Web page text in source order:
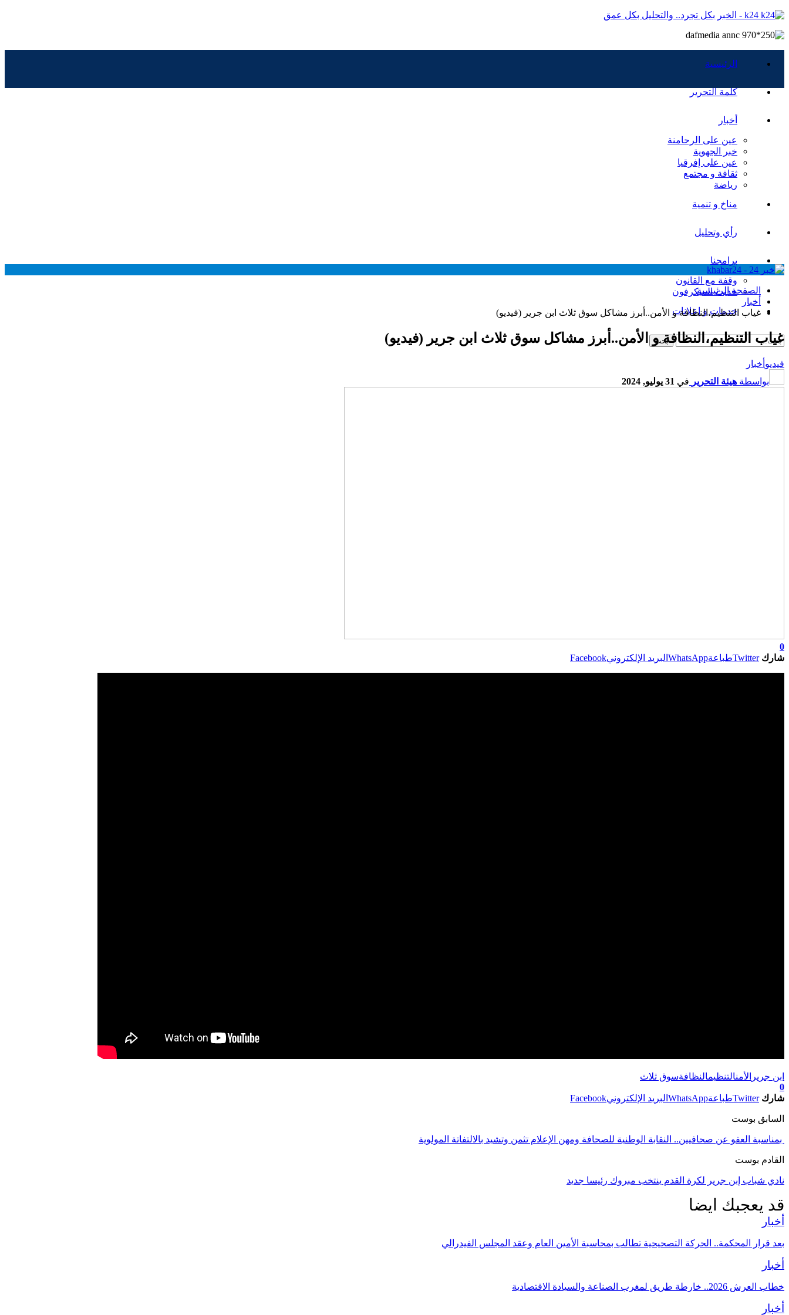
k24 - الخبر بكل تجرد.. والتحليل بكل عمق
الرئيسية
كلمة التحرير
أخبار
عين على الرحامنة
خبر الجهوية
عين على إفرقيا
ثقافة و مجتمع
رياضة
مناخ و تنمية
رأي وتحليل
برامجنا
وقفة مع القانون
حديث الميكرفون
خدمات و إعلانات
الصفحة الرئيسية
أخبار
غياب التنظيم،النظافة و الأمن..أبرز مشاكل سوق ثلاث ابن جرير (فيديو)
غياب التنظيم،النظافة و الأمن..أبرز مشاكل سوق ثلاث ابن جرير (فيديو)
فيديو أخبار
بواسطة هيئة التحرير في 31 يوليو, 2024
0
شارك TwitterطباعةWhatsApp البريد الإلكترونيFacebook
ابن جرير الأمنالتنظيمالنظافةسوق ثلاث
0
شارك TwitterطباعةWhatsApp البريد الإلكترونيFacebook
السابق بوست
القادم بوست
نادي شباب إبن جرير لكرة القدم ينتخب مبروك رئيسا جديد
قد يعجبك ايضا
أخبار
بعد قرار المحكمة.. الحركة التصحيحية تطالب بمحاسبة الأمين العام وعقد المجلس الفيدرالي
أخبار
خطاب العرش 2026.. خارطة طريق لمغرب الصناعة والسيادة الاقتصادية
أخبار